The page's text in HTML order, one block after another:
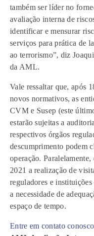
também ser líder no
avaliação interna de
identificar e mensurar
serviços para prática de
ao terrorismo”, diz
da AML.
Vale ressaltar que, após
novos normativos, as
CVM e Susep (este
estarão sujeitas a
respectivos órgãos
descumprimento podem
operação.
2021 a realização de
reguladores e
a necessidade de
espaço de tempo.
Entre em contato conosco